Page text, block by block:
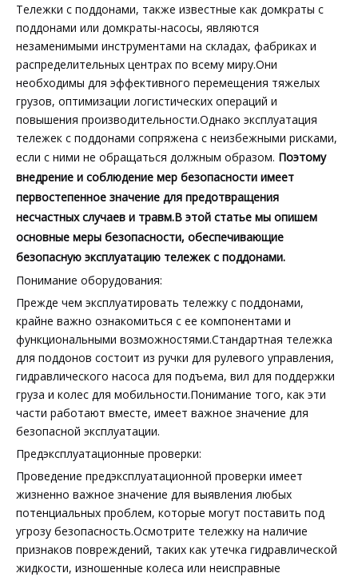
Тележки с поддонами, также известные как домкраты с
поддонами или домкраты-насосы, являются
незаменимыми инструментами на складах, фабриках и
распределительных центрах по всему миру.Они
необходимы для эффективного перемещения тяжелых
грузов, оптимизации логистических операций и
повышения производительности.Однако эксплуатация
тележек с поддонами сопряжена с неизбежными рисками,
если с ними не обращаться должным образом. Поэтому
внедрение и соблюдение мер безопасности имеет
первостепенное значение для предотвращения
несчастных случаев и травм.В этой статье мы опишем
основные меры безопасности, обеспечивающие
безопасную эксплуатацию тележек с поддонами.
Понимание оборудования:
Прежде чем эксплуатировать тележку с поддонами,
крайне важно ознакомиться с ее компонентами и
функциональными возможностями.Стандартная тележка
для поддонов состоит из ручки для рулевого управления,
гидравлического насоса для подъема, вил для поддержки
груза и колес для мобильности.Понимание того, как эти
части работают вместе, имеет важное значение для
безопасной эксплуатации.
Предэксплуатационные проверки:
Проведение предэксплуатационной проверки имеет
жизненно важное значение для выявления любых
потенциальных проблем, которые могут поставить под
угрозу безопасность.Осмотрите тележку на наличие
признаков повреждений, таких как утечка гидравлической
жидкости, изношенные колеса или неисправные